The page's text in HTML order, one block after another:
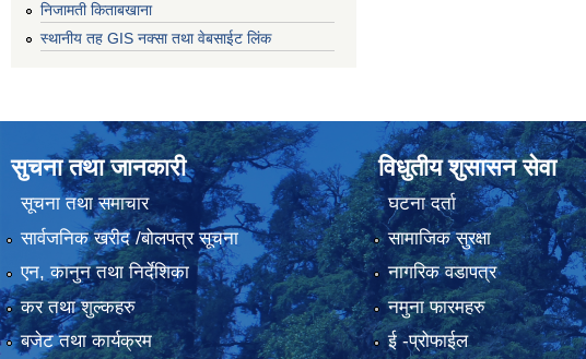
निजामती किताबखाना
स्थानीय तह GIS नक्सा तथा वेबसाईट लिंक
सुचना तथा जानकारी
सूचना तथा समाचार
सार्वजनिक खरीद /बोलपत्र सूचना
एन, कानुन तथा निर्देशिका
कर तथा शुल्कहरु
बजेट तथा कार्यक्रम
विधुतीय शुसासन सेवा
घटना दर्ता
सामाजिक सुरक्षा
नागरिक वडापत्र
नमुना फारमहरु
ई -प्रोफाईल